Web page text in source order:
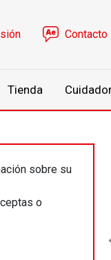
de usuarioContacto
Tienda
sobre su
o